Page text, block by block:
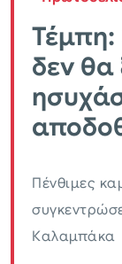
δεν θα
Πένθιμες
Καλαμπάκα